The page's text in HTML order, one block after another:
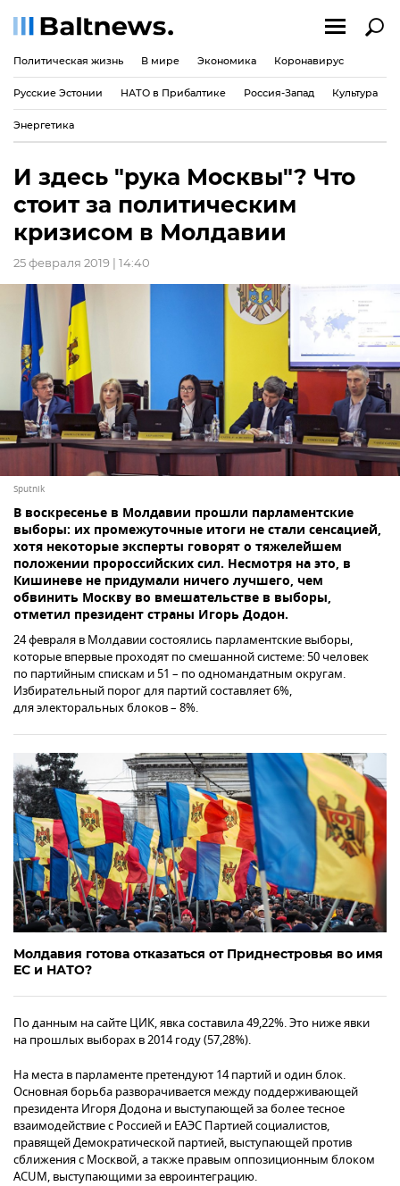
Политическая жизнь В мире Экономика Коронавирус
Русские Эстонии НАТО в Прибалтике Россия-Запад Культура
Энергетика
И здесь "рука Москвы"? Что
стоит за политическим
кризисом в Молдавии
25 февраля 2019 | 14:40
Sputnik
В воскресенье в Молдавии прошли парламентские
выборы: их промежуточные итоги не стали сенсацией,
хотя некоторые эксперты говорят о тяжелейшем
положении пророссийских сил. Несмотря на это, в
Кишиневе не придумали ничего лучшего, чем
обвинить Москву во вмешательстве в выборы,
отметил президент страны Игорь Додон.
24 февраля в Молдавии состоялись парламентские выборы,
которые впервые проходят по смешанной системе: 50 человек
по партийным спискам и 51 – по одномандатным округам.
Избирательный порог для партий составляет 6%,
для электоральных блоков – 8%.
Молдавия готова отказаться от Приднестровья во имя
ЕС и НАТО?
По данным на сайте ЦИК, явка составила 49,22%. Это ниже явки
на прошлых выборах в 2014 году (57,28%).
На места в парламенте претендуют 14 партий и один блок.
Основная борьба разворачивается между поддерживающей
президента Игоря Додона и выступающей за более тесное
взаимодействие с Россией и ЕАЭС Партией социалистов,
правящей Демократической партией, выступающей против
сближения с Москвой, а также правым оппозиционным блоком
ACUM, выступающими за евроинтеграцию.